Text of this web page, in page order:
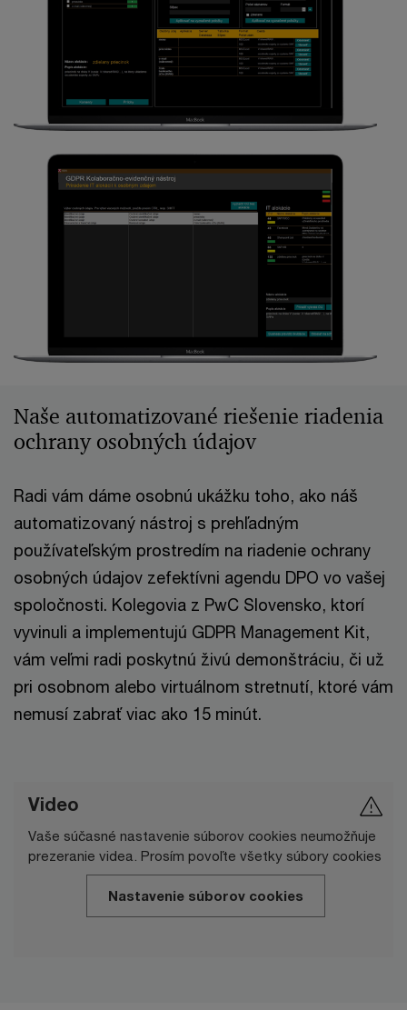
Naše automatizované riešenie riadenia
ochrany osobných údajov
Radi vám dáme osobnú ukážku toho, ako náš
automatizovaný nástroj s prehľadným
používateľským prostredím na riadenie ochrany
osobných údajov zefektívni agendu DPO vo vašej
spoločnosti. Kolegovia z PwC Slovensko, ktorí
vyvinuli a implementujú GDPR Management Kit,
vám veľmi radi poskytnú živú demonštráciu, či už
pri osobnom alebo virtuálnom stretnutí, ktoré vám
nemusí zabrať viac ako 15 minút.
Video
Vaše súčasné nastavenie súborov cookies neumožňuje
prezeranie videa. Prosím povoľte všetky súbory cookies
Nastavenie súborov cookies